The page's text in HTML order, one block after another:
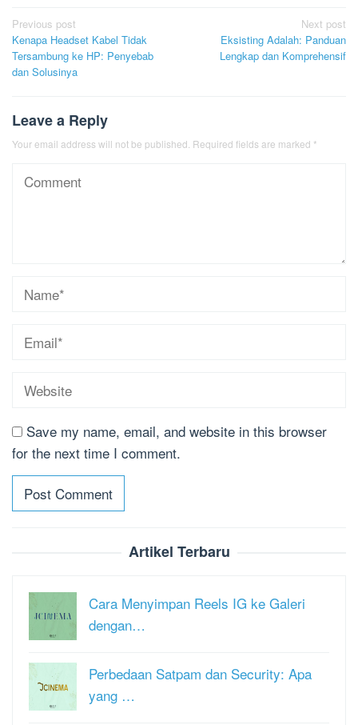
Post
navigation
Previous post
Kenapa Headset Kabel Tidak
Tersambung ke HP: Penyebab
dan Solusinya
Next post
Eksisting Adalah: Panduan
Lengkap dan Komprehensif
Leave a Reply
Your email address will not be published. Required fields are marked *
Save my name, email, and website in this browser
for the next time I comment.
Artikel Terbaru
Cara Menyimpan Reels IG ke Galeri
dengan…
Perbedaan Satpam dan Security: Apa
yang …